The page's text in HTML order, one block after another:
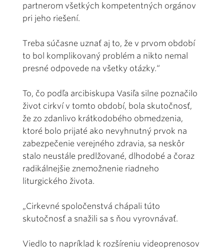
partnerom všetkých kompetentných orgánov
pri jeho riešení.
Treba súčasne uznať aj to, že v prvom období
to bol komplikovaný problém a nikto nemal
presné odpovede na všetky otázky.“
To, čo podľa arcibiskupa Vasiľa silne poznačilo
život cirkví v tomto období, bola skutočnosť,
že zo zdanlivo krátkodobého obmedzenia,
ktoré bolo prijaté ako nevyhnutný prvok na
zabezpečenie verejného zdravia, sa neskôr
stalo neustále predlžované, dlhodobé a čoraz
radikálnejšie znemožnenie riadneho
liturgického života.
„Cirkevné spoločenstvá chápali túto
skutočnosť a snažili sa s ňou vyrovnávať.
Viedlo to napríklad k rozšíreniu videoprenosov